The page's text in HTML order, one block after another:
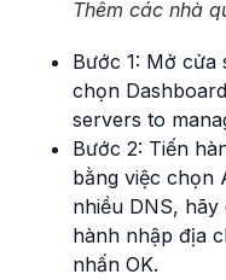
Thêm các nhà
Bước 1: Mở cửa
chọn
servers to
Bước 2: Tiến
bằng việc chọn
nhiều DNS,
hành nhập địa
nhấn OK.